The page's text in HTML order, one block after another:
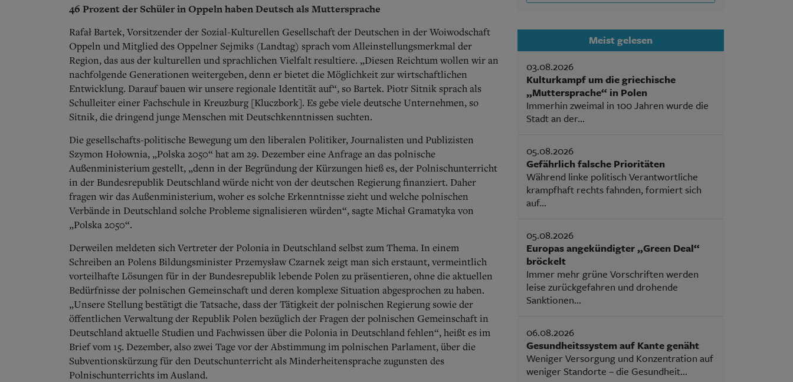
46 Prozent der Schüler in Oppeln haben Deutsch als Muttersprache
Rafał Bartek, Vorsitzender der Sozial-Kulturellen Gesellschaft der Deutschen in der Woiwodschaft
Oppeln und Mitglied des Oppelner Sejmiks (Landtag) sprach vom Alleinstellungsmerkmal der
Region, das aus der kulturellen und sprachlichen Vielfalt resultiere. „Diesen Reichtum wollen wir an
nachfolgende Generationen weitergeben, denn er bietet die Möglichkeit zur wirtschaftlichen
Entwicklung. Darauf bauen wir unsere regionale Identität auf“, so Bartek. Piotr Sitnik sprach als
Schulleiter einer Fachschule in Kreuzburg [Kluczbork]. Es gebe viele deutsche Unternehmen, so
Sitnik, die dringend junge Menschen mit Deutschkenntnissen suchten.
Die gesellschafts-politische Bewegung um den liberalen Politiker, Journalisten und Publizisten
Szymon Hołownia, „Polska 2050“ hat am 29. Dezember eine Anfrage an das polnische
Außenministerium gestellt, „denn in der Begründung der Kürzungen hieß es, der Polnischunterricht
in der Bundesrepublik Deutschland würde nicht von der deutschen Regierung finanziert. Daher
fragen wir das Außenministerium, woher es solche Erkenntnisse zieht und welche polnischen
Verbände in Deutschland solche Probleme signalisieren würden“, sagte Michał Gramatyka von
„Polska 2050“.
Derweilen meldeten sich Vertreter der Polonia in Deutschland selbst zum Thema. In einem
Schreiben an Polens Bildungsminister Przemysław Czarnek zeigt man sich erstaunt, vermeintlich
vorteilhafte Lösungen für in der Bundesrepublik lebende Polen zu präsentieren, ohne die aktuellen
Bedürfnisse der polnischen Gemeinschaft und deren komplexe Situation abgesprochen zu haben.
„Unsere Stellung bestätigt die Tatsache, dass der Tätigkeit der polnischen Regierung sowie der
öffentlichen Verwaltung der Republik Polen bezüglich der Fragen der polnischen Gemeinschaft in
Deutschland aktuelle Studien und Fachwissen über die Polonia in Deutschland fehlen“, heißt es im
Brief vom 15. Dezember, also zwei Tage vor der Abstimmung im polnischen Parlament, über die
Subventionskürzung für den Deutschunterricht als Minderheitensprache zugunsten des
Polnischunterrichts im Ausland.
Meist gelesen
03.08.2026
Kulturkampf um die griechische
„Muttersprache“ in Polen
Immerhin zweimal in 100 Jahren wurde die
Stadt an der...
05.08.2026
Gefährlich falsche Prioritäten
Während linke politisch Verantwortliche
krampfhaft rechts fahnden, formiert sich
auf...
05.08.2026
Europas angekündigter „Green Deal“
bröckelt
Immer mehr grüne Vorschriften werden
leise zurückgefahren und drohende
Sanktionen...
06.08.2026
Gesundheitssystem auf Kante genäht
Weniger Versorgung und Konzentration auf
weniger Standorte – die Gesundheit...